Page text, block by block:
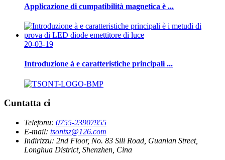
Applicazione di cumpatibilità magnetica è ...
20-03-19
Introduzione à e caratteristiche principali ...
Cuntatta ci
Telefonu: 0755-23907955
E-mail: tsontsz@126.com
Indirizzu: 2nd Floor, No. 83 Sili Road, Guanlan Street,
Longhua District, Shenzhen, Cina